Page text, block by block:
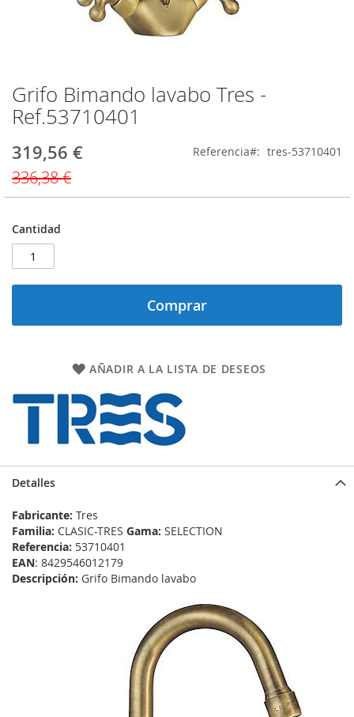
Grifo Bimando lavabo Tres -
Ref.53710401
Precio
319,56 €
336,38 €
Referencia tres-53710401
Cantidad
Comprar
AÑADIR A LA LISTA DE DESEOS
Saltar
al
comienzo
la
galería
de
imágenes
Detalles
Fabricante: Tres
Familia: CLASIC-TRES Gama: SELECTION
Referencia: 53710401
EAN: 8429546012179
Descripción: Grifo Bimando lavabo